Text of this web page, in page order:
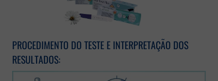
PROCEDIMENTO DO TESTE E INTERPRETAÇÃO DOS
RESULTADOS: